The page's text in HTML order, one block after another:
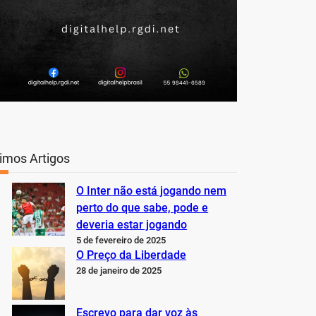
Artigos
O Inter não está jogando nem
perto do que sabe, pode e
deveria estar jogando
5 de fevereiro de 2025
O Preço da Liberdade
28 de janeiro de 2025
Escrevo para dar voz às